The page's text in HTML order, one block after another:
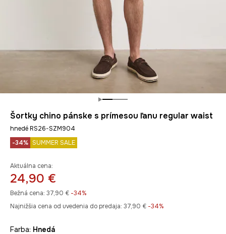
Šortky chino pánske s prímesou ľanu regular waist
hnedé RS26-SZM904
-34% SUMMER SALE
Aktuálna cena:
24,90 €
Bežná cena: 37,90 € -34%
Najnižšia cena od uvedenia do predaja: 37,90 € -34%
Farba: hnedá